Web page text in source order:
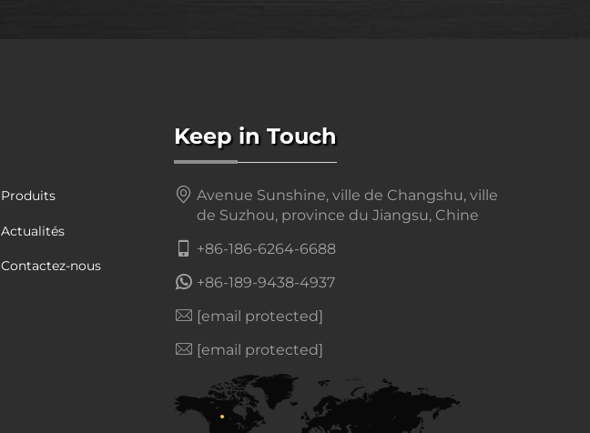
Produits
Actualités
Contactez-nous
Keep in Touch
Avenue Sunshine, ville de Changshu, ville
de Suzhou, province du Jiangsu, Chine
+86-186-6264-6688
+86-189-9438-4937
[email protected]
[email protected]